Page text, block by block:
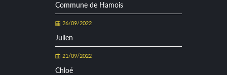
Commune de Hamois
26/09/2022
Julien
21/09/2022
Chloé